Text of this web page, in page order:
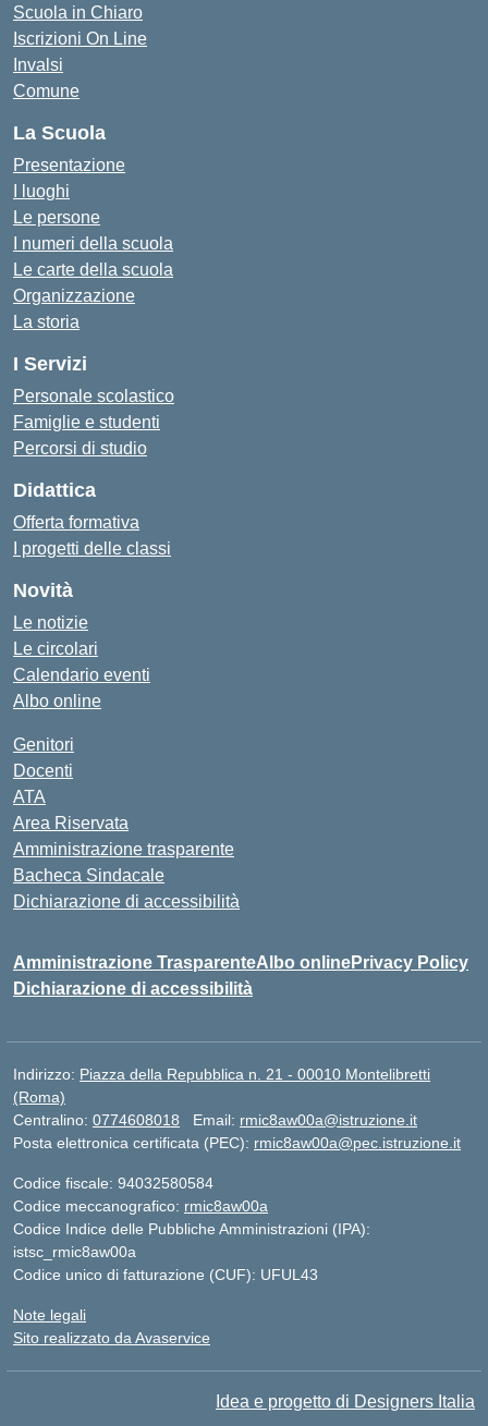
Scuola in Chiaro
Iscrizioni On Line
Invalsi
Comune
La Scuola
Presentazione
I luoghi
Le persone
I numeri della scuola
Le carte della scuola
Organizzazione
La storia
I Servizi
Personale scolastico
Famiglie e studenti
Percorsi di studio
Didattica
Offerta formativa
I progetti delle classi
Novità
Le notizie
Le circolari
Calendario eventi
Albo online
Genitori
Docenti
ATA
Area Riservata
Amministrazione trasparente
Bacheca Sindacale
Dichiarazione di accessibilità
Amministrazione TrasparenteAlbo onlinePrivacy Policy
Dichiarazione di accessibilità
Indirizzo: Piazza della Repubblica n. 21 - 00010 Montelibretti
(Roma)
Centralino: 0774608018 Email: rmic8aw00a@istruzione.it
Posta elettronica certificata (PEC): rmic8aw00a@pec.istruzione.it
Codice fiscale: 94032580584
Codice meccanografico: rmic8aw00a
Codice Indice delle Pubbliche Amministrazioni (IPA):
istsc_rmic8aw00a
Codice unico di fatturazione (CUF): UFUL43
Note legali
Sito realizzato da Avaservice
Idea e progetto di Designers Italia